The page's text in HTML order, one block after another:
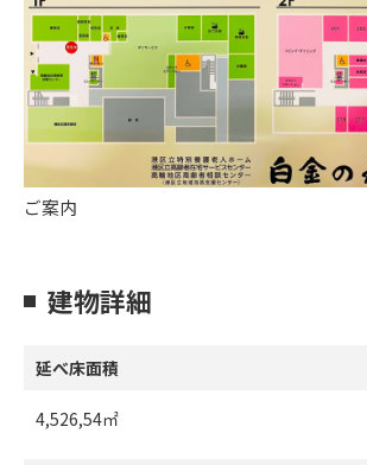
ご案内
建物詳細
延べ床面積
4,526,54㎡